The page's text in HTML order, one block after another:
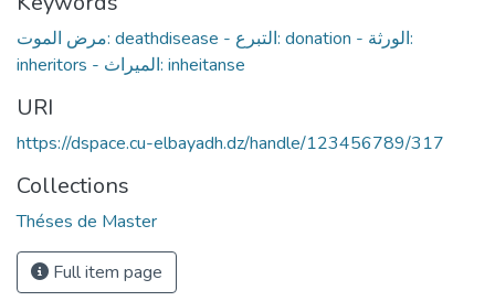
مرض الموت: deathdisease - التبرع: donation - الورثة:
inheritors - الميراث: inheitanse
URI
https://dspace.cu-elbayadh.dz/handle/123456789/317
Collections
Théses de Master
Full item page